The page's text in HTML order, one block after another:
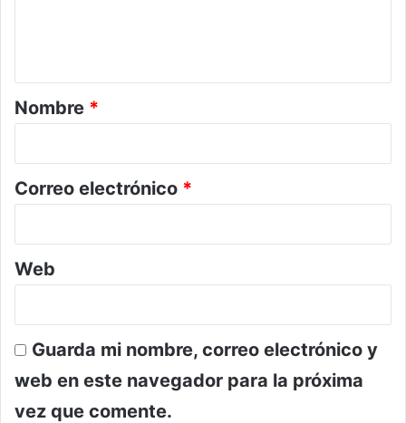
r
i
*
Nombre *
Correo electrónico *
Web
Guarda mi nombre, correo electrónico y
web en este navegador para la próxima
vez que comente.